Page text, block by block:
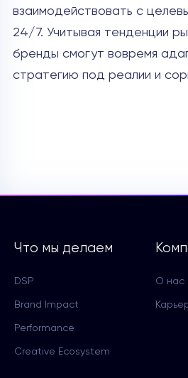
взаимодействовать с
24/7. Учитывая тенденции
бренды смогут вовремя
стратегию под реалии и
О нас
Что мы делаем
DSP
Brand Impact
Performance
Creative Ecosystem